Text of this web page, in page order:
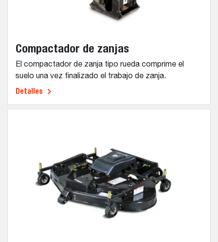
Compactador de zanjas
El compactador de zanja tipo rueda comprime el
suelo una vez finalizado el trabajo de zanja.
Detalles